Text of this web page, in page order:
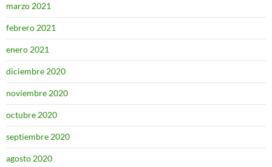
marzo 2021
febrero 2021
enero 2021
diciembre 2020
noviembre 2020
octubre 2020
septiembre 2020
agosto 2020